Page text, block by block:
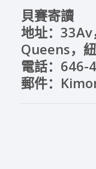
貝賽寄讀
地址：33Av
Queens，
電話：646-
郵件：